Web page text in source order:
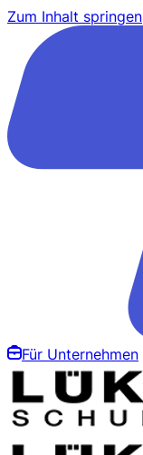
Zum Inhalt springen
Für Unternehmen